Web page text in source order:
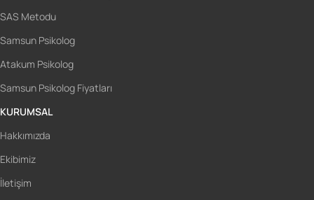
KURUMSAL
Hakkımızda
Ekibimiz
İletişim
SAS Metodu
Samsun Psikolog
Atakum Psikolog
Samsun Psikolog Fiyatları